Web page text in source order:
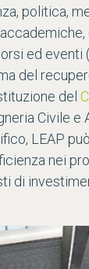
politica,
ed
del
del
Civile
LEAP
nei
di